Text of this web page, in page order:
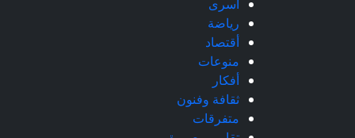
أسرى
رياضة
أقتصاد
منوعات
أفكار
ثقافة وفنون
متفرقات